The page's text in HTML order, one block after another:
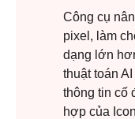
Công cụ
pixel, làm
dạng lớn
thuật toán
thông tin cố
hợp của